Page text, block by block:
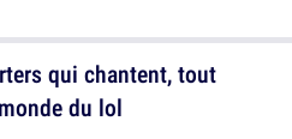
qui chantent, tout
du lol